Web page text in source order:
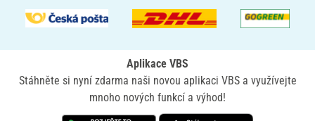
Aplikace VBS
Stáhněte si nyní zdarma naši novou aplikaci VBS a využívejte
mnoho nových funkcí a výhod!